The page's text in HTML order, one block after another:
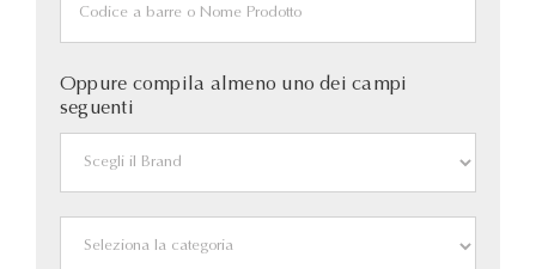
Oppure compila almeno uno dei campi
seguenti